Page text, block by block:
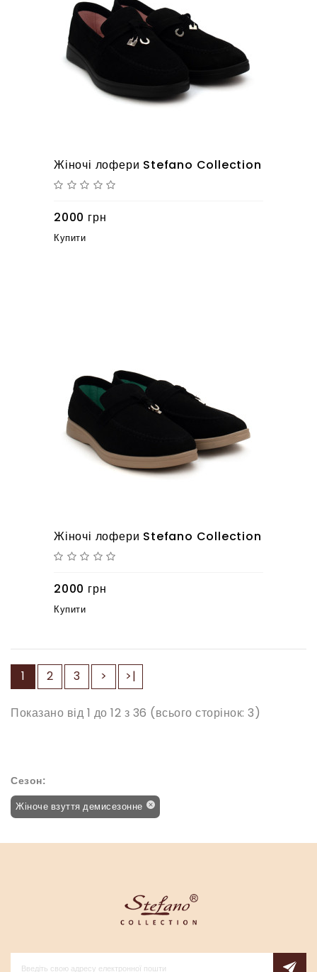
Жіночі лофери Stefano Collection
2000 грн
Купити
Жіночі лофери Stefano Collection
2000 грн
Купити
1 2 3 > >|
Показано від 1 до 12 з 36 (всього сторінок: 3)
Сезон:
Жіноче взуття демисезонне